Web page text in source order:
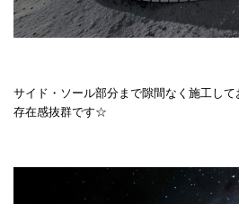
サイド・ソール部分まで隙間なく施工し
存在感抜群です☆